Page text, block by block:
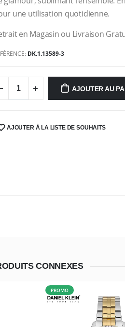
une utilisation quotidienne.
en Magasin ou Livraison
DK.1.13589-3
AJOUTER AU
AJOUTER À LA LISTE DE SOUHAITS
CONNEXES
PROMO